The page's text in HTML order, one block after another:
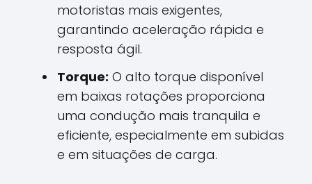
motoristas mais exigentes,
garantindo aceleração rápida e
resposta ágil.
Torque: O alto torque disponível
em baixas rotações proporciona
uma condução mais tranquila e
eficiente, especialmente em subidas
e em situações de carga.